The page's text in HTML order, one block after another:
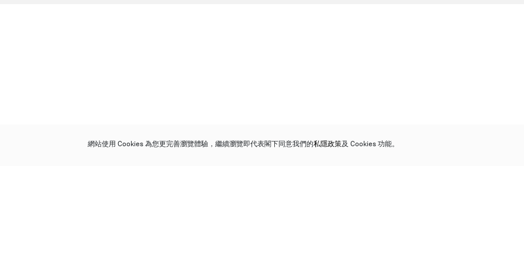
網站使用 Cookies 為您更完善瀏覽體驗，繼續瀏覽即代表閣下同意我們的私隱政策及 Cookies 功能。